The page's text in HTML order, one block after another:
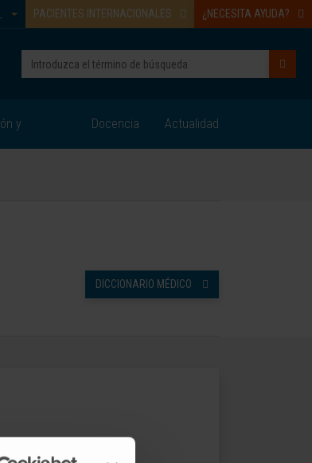
PACIENTES INTERNACIONALES ¿NECESITA AYUDA?
y
Docencia Actualidad
DICCIONARIO MÉDICO